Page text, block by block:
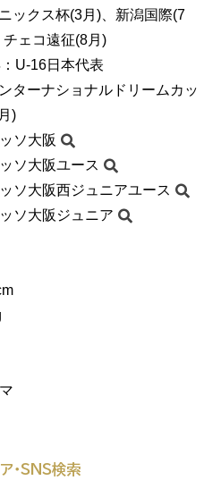
ックス杯(3月)、新潟国際(7
チェコ遠征(8月)
U-16日本代表
ターナショナルドリームカッ
)
ソ大阪
ソ大阪ユース
ソ大阪西ジュニアユース
ソ大阪ジュニア
・SNS検索